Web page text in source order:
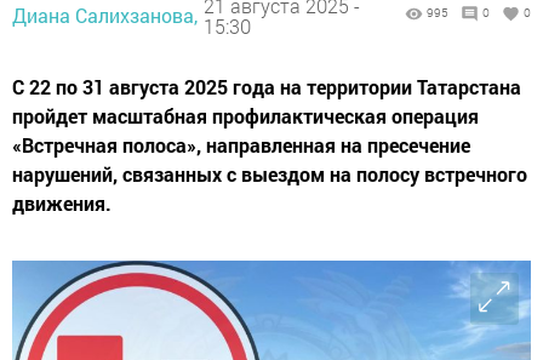
Диана Салихзанова, 21 августа 2025 -
15:30
995 0 0
С 22 по 31 августа 2025 года на территории Татарстана
пройдет масштабная профилактическая операция
«Встречная полоса», направленная на пресечение
нарушений, связанных с выездом на полосу встречного
движения.